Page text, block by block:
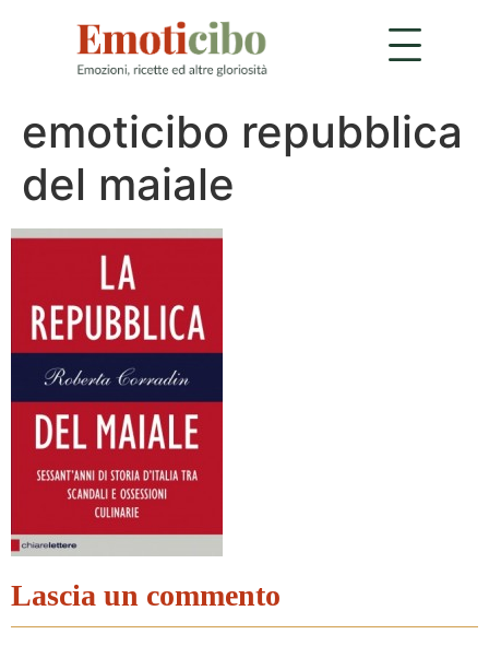
emoticibo repubblica
del maiale
Lascia un commento